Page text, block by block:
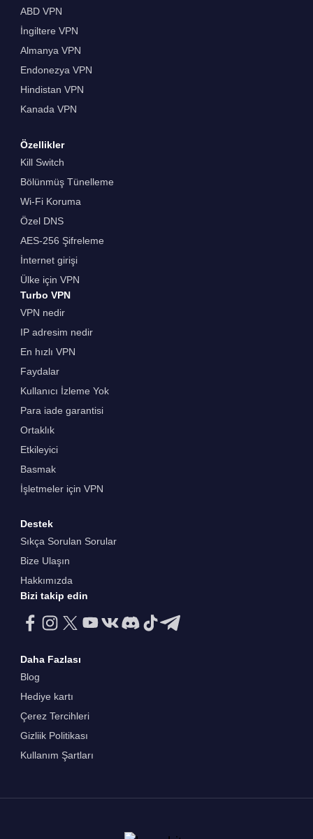
ABD VPN
İngiltere VPN
Almanya VPN
Endonezya VPN
Hindistan VPN
Kanada VPN
Özellikler
Kill Switch
Bölünmüş Tünelleme
Wi-Fi Koruma
Özel DNS
AES-256 Şifreleme
İnternet girişi
Ülke için VPN
Turbo VPN
VPN nedir
IP adresim nedir
En hızlı VPN
Faydalar
Kullanıcı İzleme Yok
Para iade garantisi
Ortaklık
Etkileyici
Basmak
İşletmeler için VPN
Destek
Sıkça Sorulan Sorular
Bize Ulaşın
Hakkımızda
Bizi takip edin
Daha Fazlası
Blog
Hediye kartı
Çerez Tercihleri
Gizliik Politikası
Kullanım Şartları